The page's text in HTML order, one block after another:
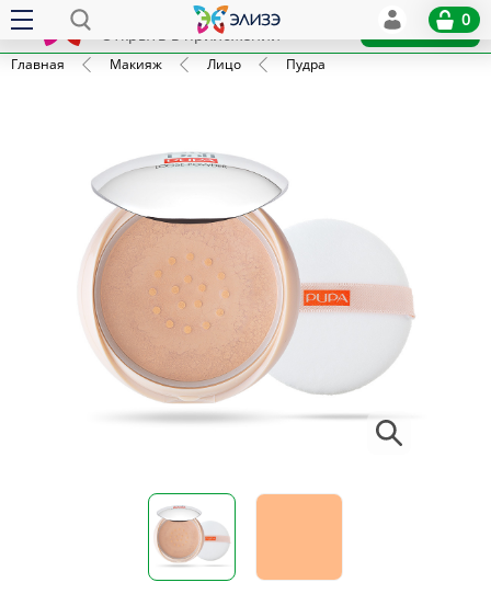
x
Открыть в приложении
Установить
0
Главная Макияж Лицо Пудра